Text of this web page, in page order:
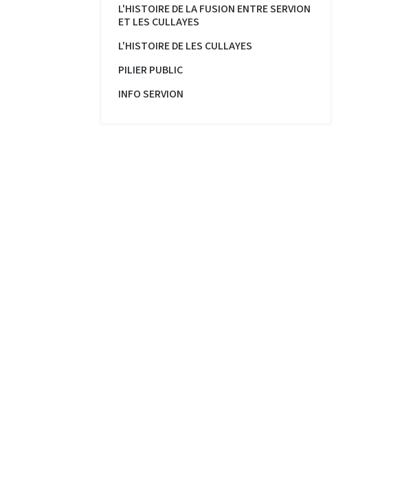
L'HISTOIRE DE LA FUSION ENTRE SERVION
ET LES CULLAYES
L'HISTOIRE DE LES CULLAYES
PILIER PUBLIC
INFO SERVION